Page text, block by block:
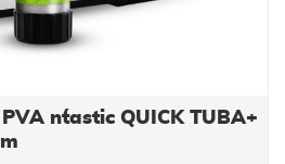
n´tastic QUICK TUBA+